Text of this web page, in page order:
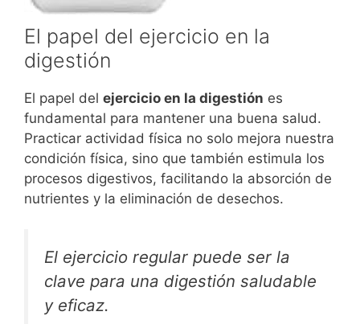
El papel del ejercicio en la
digestión
El papel del ejercicio en la digestión es
fundamental para mantener una buena salud.
Practicar actividad física no solo mejora nuestra
condición física, sino que también estimula los
procesos digestivos, facilitando la absorción de
nutrientes y la eliminación de desechos.
El ejercicio regular puede ser la
clave para una digestión saludable
y eficaz.